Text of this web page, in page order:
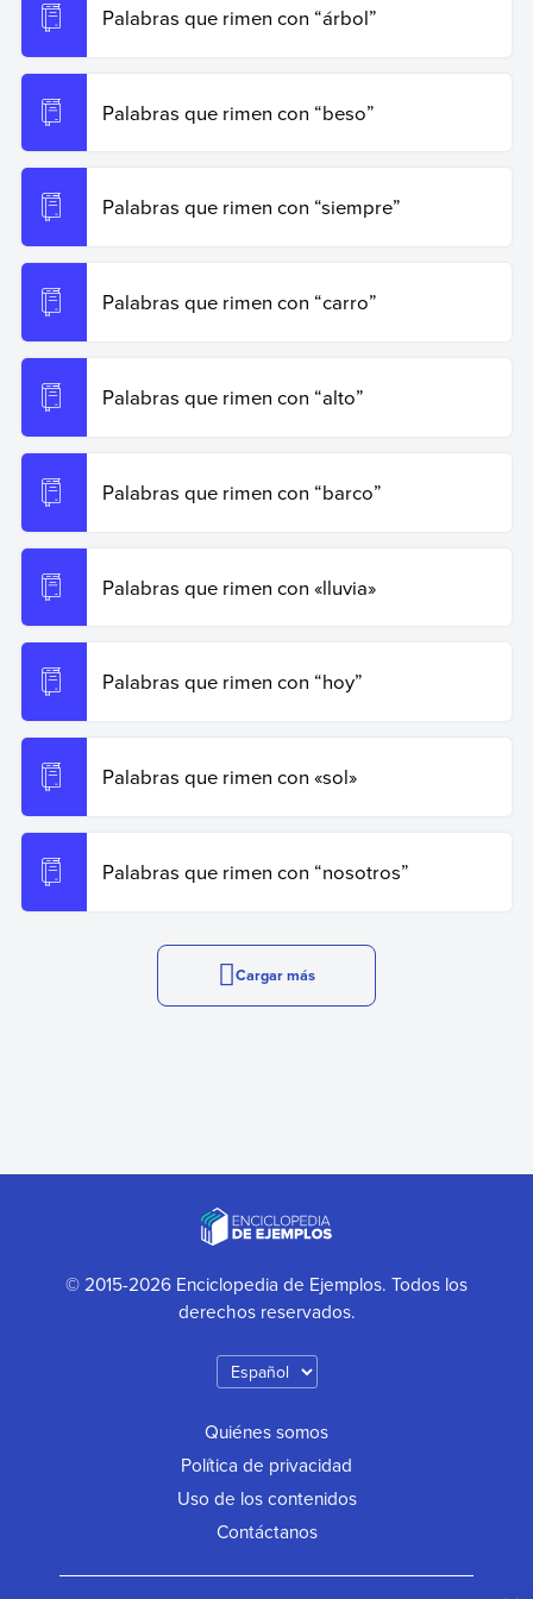
Palabras que rimen con “árbol”
Palabras que rimen con “beso”
Palabras que rimen con “siempre”
Palabras que rimen con “carro”
Palabras que rimen con “alto”
Palabras que rimen con “barco”
Palabras que rimen con «lluvia»
Palabras que rimen con “hoy”
Palabras que rimen con «sol»
Palabras que rimen con “nosotros”
Cargar más
© 2015-2026 Enciclopedia de Ejemplos. Todos los
derechos reservados.
Quiénes somos
Política de privacidad
Uso de los contenidos
Contáctanos